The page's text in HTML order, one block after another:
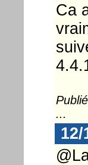
Ca
...